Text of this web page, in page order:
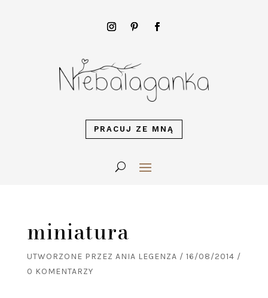
PRACUJ ZE MNĄ
miniatura
UTWORZONE PRZEZ ANIA LEGENZA / 16/08/2014 /
0 KOMENTARZY